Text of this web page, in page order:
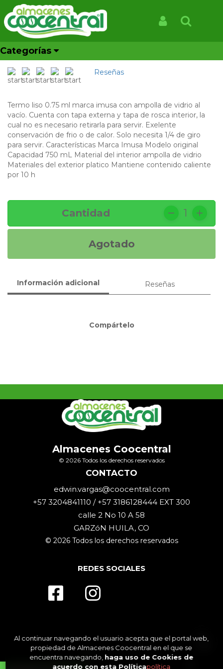
Categorías
Inicio Productos TERMO LISO C/ AMPOLLA 0.75L
TERMO LISO C/ AMPOLLA
0.75L
REF: 510810
Reseñas
Termo liso 0.75 ml marca imusa con ampolla de vidrio al
vacío. Cuenta con tapa externa y tapa de rosca interior, la
cual no es necesario retirarla para servir. Exelente
conservación de frio o de calor. Solo necesita 1/4 de giro
para servir. Características Marca Imusa Modelo original
Capacidad 750 mL Material del interior ampolla de vidrio
Materiales del exterior platico Mantiene contenido caliente
por 10 h
Cantidad 1
Agotado
Información adicional Reseñas
Compártelo
Almacenes Coocentral
© 2026 Todos los derechos reservados
CONTACTO
edwin.vargas@coocentral.com
+57 3204841110 / +57 3186128444 EXT 300
calle 2 No 10 A 58
GARZóN HUILA, CO
© 2026 Todos los derechos reservados
REDES SOCIALES
Al continuar navegando el usuario acepta que el portal web,
propiedad de Almacenes Coocentral en el que se
encuentra navegando, haga uso de Cookies de
acuerdo con esta Políticapolítica